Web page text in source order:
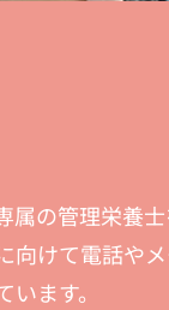
属の管理栄養
向けて電話や
ます。